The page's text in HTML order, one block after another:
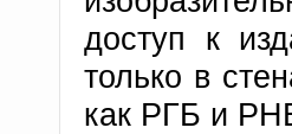
доступ к
только в
как РГБ и